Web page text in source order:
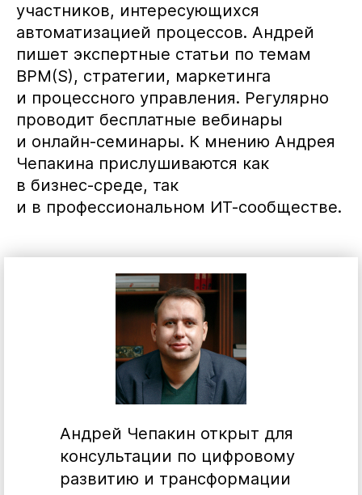
участников, интересующихся
автоматизацией процессов. Андрей
пишет экспертные статьи по темам
BPM(S), стратегии, маркетинга
и процессного управления. Регулярно
проводит бесплатные вебинары
и онлайн-семинары. К мнению Андрея
Чепакина прислушиваются как
в бизнес-среде, так
и в профессиональном ИТ-сообществе.
Андрей Чепакин открыт для
консультации по цифровому
развитию и трансформации